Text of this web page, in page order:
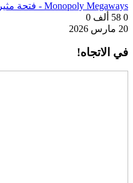
Monopoly Megaways - فتحة مثيرة من Big Time Gaming
0 58 ألف
0
20 مارس 2026
في الاتجاه!